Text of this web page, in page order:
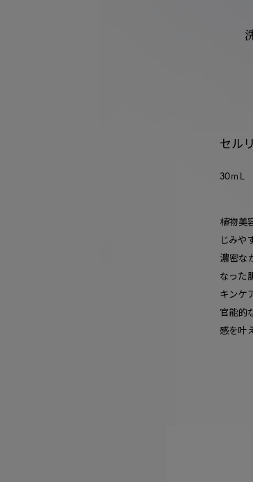
セル
30ｍL
植物美
じみや
濃密な
なった
キンケ
官能的
感を叶